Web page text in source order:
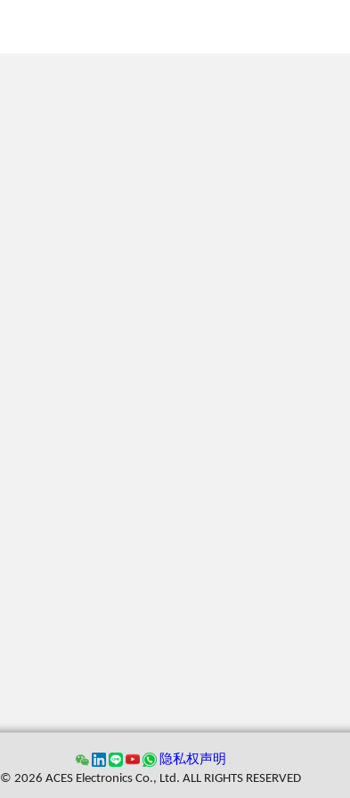
隐私权声明
© 2026 ACES Electronics Co., Ltd. ALL RIGHTS RESERVED